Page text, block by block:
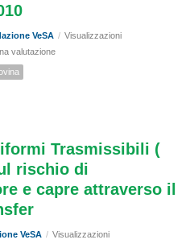
VeSA / Visualizzazioni
valutazione
Trasmissibili (
rischio di
e capre attraverso il
VeSA / Visualizzazioni